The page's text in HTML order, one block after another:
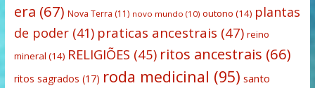
era (67) Nova Terra (11) novo mundo (10) outono (14) plantas
de poder(41) praticas ancestrais (47) reino
mineral (14) RELIGIÕES (45) ritos ancestrais (66)
ritos sagrados (17) roda medicinal (95) santo